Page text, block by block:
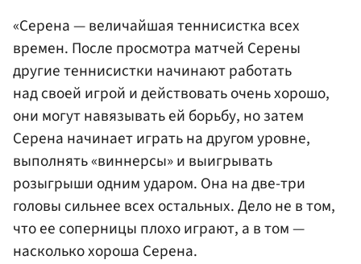
«Серена — величайшая теннисистка всех
времен. После просмотра матчей Серены
другие теннисистки начинают работать
над своей игрой и действовать очень хорошо,
они могут навязывать ей борьбу, но затем
Серена начинает играть на другом уровне,
выполнять «виннерсы» и выигрывать
розыгрыши одним ударом. Она на две-три
головы сильнее всех остальных. Дело не в том,
что ее соперницы плохо играют, а в том —
насколько хороша Серена.